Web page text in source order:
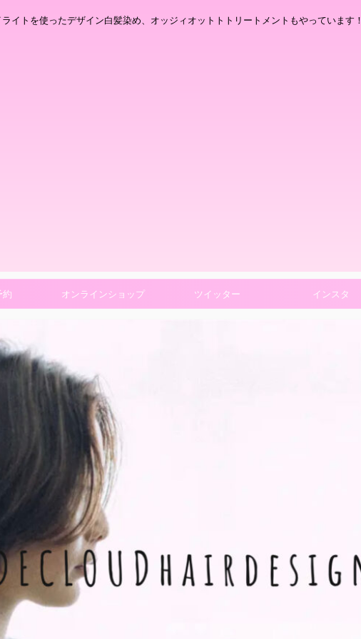
イトを使ったデザイン白髪染め、オッジィオットトトリートメントもやっています！
約 オンラインショップ ツイッター インスタ